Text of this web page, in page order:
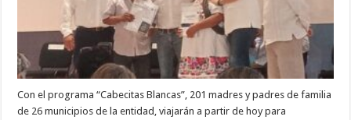
Con el programa “Cabecitas Blancas”, 201 madres y padres de familia
de 26 municipios de la entidad, viajarán a partir de hoy para